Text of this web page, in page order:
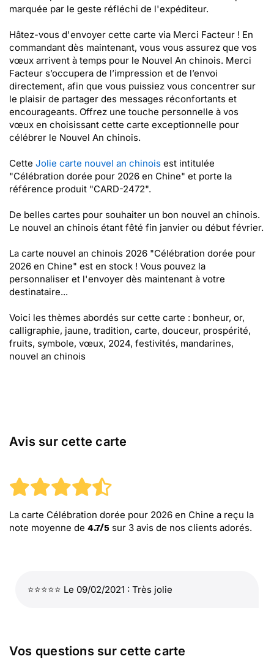
marquée par le geste réfléchi de l'expéditeur.
Hâtez-vous d'envoyer cette carte via Merci Facteur ! En
commandant dès maintenant, vous vous assurez que vos
vœux arrivent à temps pour le Nouvel An chinois. Merci
Facteur s’occupera de l’impression et de l’envoi
directement, afin que vous puissiez vous concentrer sur
le plaisir de partager des messages réconfortants et
encourageants. Offrez une touche personnelle à vos
vœux en choisissant cette carte exceptionnelle pour
célébrer le Nouvel An chinois.
Cette Jolie carte nouvel an chinois est intitulée
"Célébration dorée pour 2026 en Chine" et porte la
référence produit "CARD-2472".
De belles cartes pour souhaiter un bon nouvel an chinois.
Le nouvel an chinois étant fêté fin janvier ou début février.
La carte nouvel an chinois 2026 "Célébration dorée pour
2026 en Chine" est en stock ! Vous pouvez la
personnaliser et l'envoyer dès maintenant à votre
destinataire...
Voici les thèmes abordés sur cette carte : bonheur, or,
calligraphie, jaune, tradition, carte, douceur, prospérité,
fruits, symbole, vœux, 2024, festivités, mandarines,
nouvel an chinois
Avis sur cette carte
La carte Célébration dorée pour 2026 en Chine a reçu la
note moyenne de 4.7/5 sur 3 avis de nos clients adorés.
⭐⭐⭐⭐⭐ Le 09/02/2021 : Très jolie
Vos questions sur cette carte